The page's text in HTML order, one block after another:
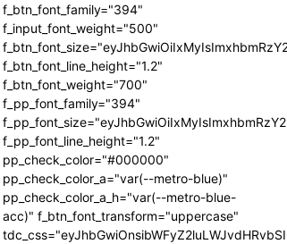
f_btn_font_family="394"
f_input_font_weight="500"
f_btn_font_line_height="1.2"
f_btn_font_weight="700"
f_pp_font_family="394"
f_pp_font_line_height="1.2"
pp_check_color="#000000"
pp_check_color_a="var(--metro-blue)"
pp_check_color_a_h="var(--metro-blue-
acc)" f_btn_font_transform="uppercase"